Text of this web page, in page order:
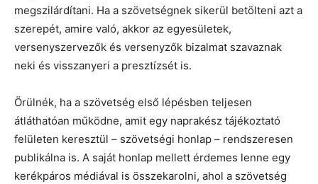
megszilárdítani. Ha a szövetségnek sikerül betölteni azt a
szerepét, amire való, akkor az egyesületek,
versenyszervezők és versenyzők bizalmat szavaznak
neki és visszanyeri a presztízsét is.
Örülnék, ha a szövetség első lépésben teljesen
átláthatóan működne, amit egy naprakész tájékoztató
felületen keresztül – szövetségi honlap – rendszeresen
publikálna is. A saját honlap mellett érdemes lenne egy
kerékpáros médiával is összekarolni, ahol a szövetség